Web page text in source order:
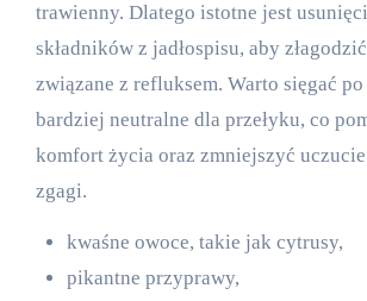
trawienny. Dlatego istotne jest
składników z jadłospisu, aby
związane z refluksem. Warto sięgać
bardziej neutralne dla przełyku, co
komfort życia oraz zmniejszyć
zgagi.
kwaśne owoce, takie jak cytrusy,
pikantne przyprawy,